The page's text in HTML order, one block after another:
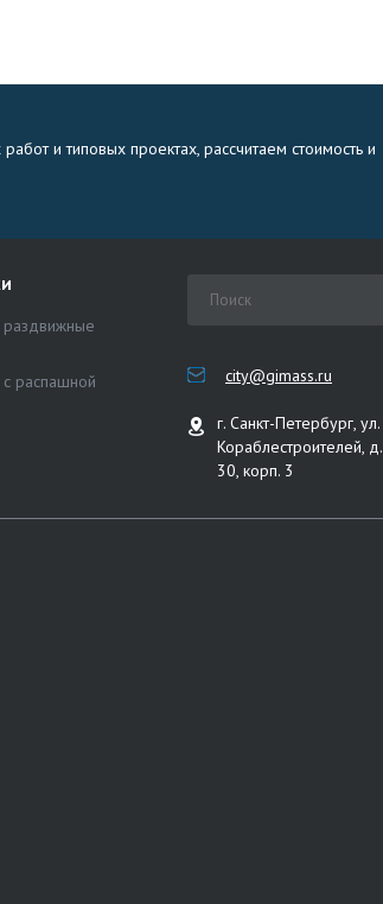
и типовых проектах, рассчитаем стоимость и
распашной
city@gimass.ru
г. Санкт-Петербург, ул.
Кораблестроителей, д.
30, корп. 3